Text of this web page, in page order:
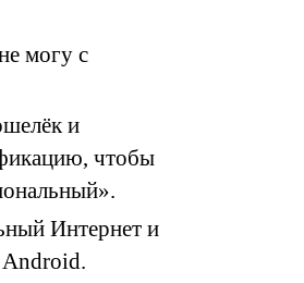
могу с
и
чтобы
Интернет и